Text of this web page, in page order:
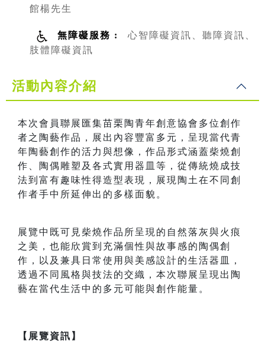
館楊先生
無障礙服務 :
心智障礙資訊、聽障資訊、
肢體障礙資訊
活動內容介紹
本次會員聯展匯集苗栗陶青年創意協會多位創作
者之陶藝作品，展出內容豐富多元，呈現當代青
年陶藝創作的活力與想像，作品形式涵蓋柴燒創
作、陶偶雕塑及各式實用器皿等，從傳統燒成技
法到富有趣味性得造型表現，展現陶土在不同創
作者手中所延伸出的多樣面貌。
展覽中既可見柴燒作品所呈現的自然落灰與火痕
之美，也能欣賞到充滿個性與故事感的陶偶創
作，以及兼具日常使用與美感設計的生活器皿，
透過不同風格與技法的交織，本次聯展呈現出陶
藝在當代生活中的多元可能與創作能量。
【展覽資訊】